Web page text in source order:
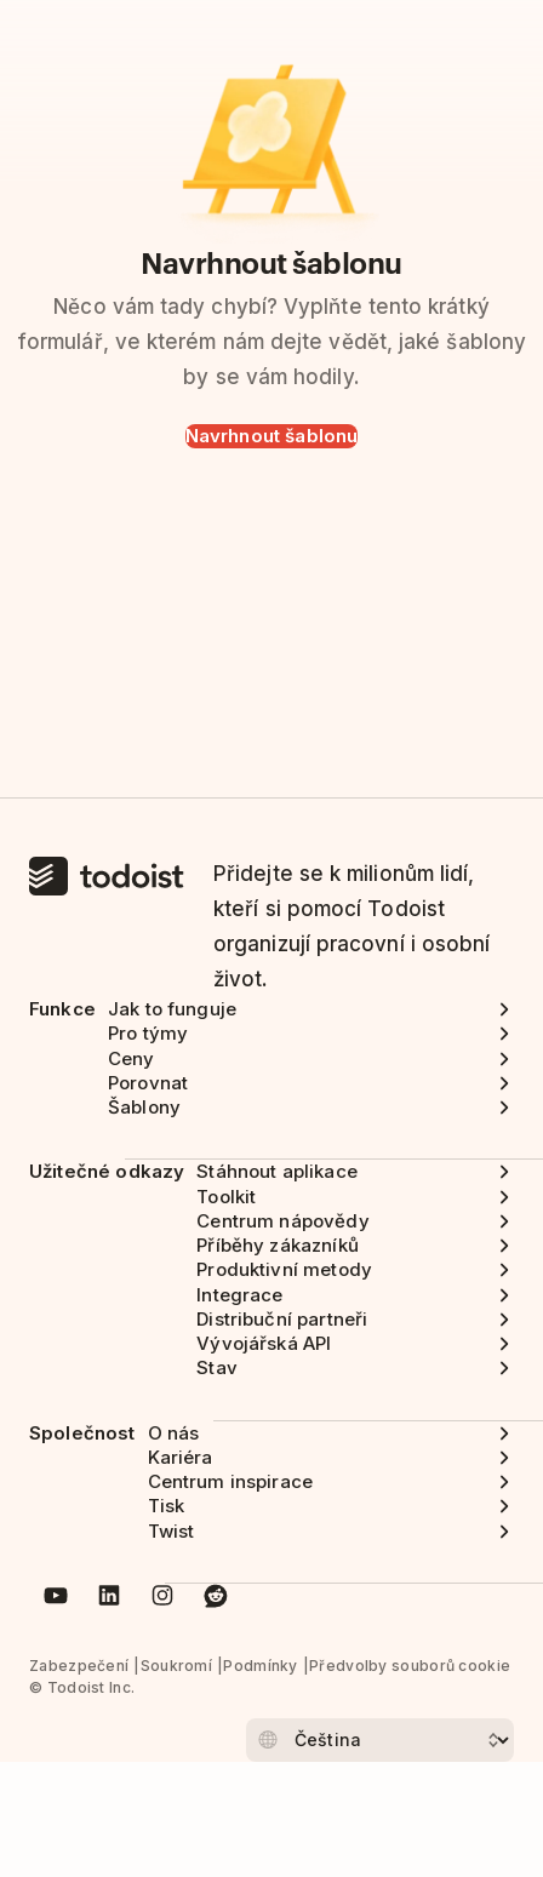
Navrhnout šablonu
Něco vám tady chybí? Vyplňte tento krátký
formulář, ve kterém nám dejte vědět, jaké šablony
by se vám hodily.
Navrhnout šablonu
Přidejte se k milionům lidí,
kteří si pomocí Todoist
organizují pracovní i osobní
život.
Funkce
Jak to funguje
Pro týmy
Ceny
Porovnat
Šablony
Užitečné odkazy Stáhnout aplikace
Toolkit
Centrum nápovědy
Příběhy zákazníků
Produktivní metody
Integrace
Distribuční partneři
Vývojářská API
Stav
Společnost
O nás
Kariéra
Centrum inspirace
Tisk
Twist
Zabezpečení Soukromí Podmínky
Předvolby souborů cookie
© Todoist Inc.